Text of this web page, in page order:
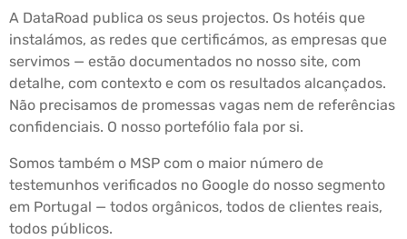
A DataRoad publica os seus projectos. Os hotéis que
instalámos, as redes que certificámos, as empresas que
servimos — estão documentados no nosso site, com
detalhe, com contexto e com os resultados alcançados.
Não precisamos de promessas vagas nem de referências
confidenciais. O nosso portefólio fala por si.
Somos também o MSP com o maior número de
testemunhos verificados no Google do nosso segmento
em Portugal — todos orgânicos, todos de clientes reais,
todos públicos.